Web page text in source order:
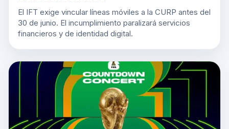
El IFT exige vincular líneas móviles a la CURP antes del
30 de junio. El incumplimiento paralizará servicios
financieros y de identidad digital.